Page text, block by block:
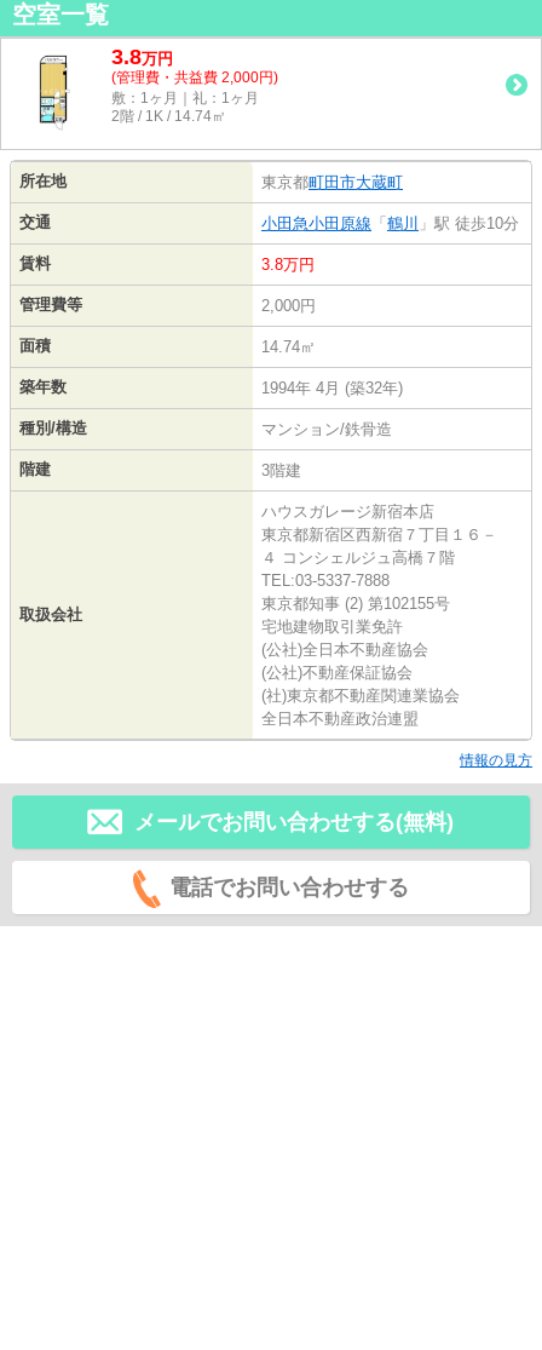
空室一覧
3.8万円
(管理費・共益費 2,000円)
敷：1ヶ月｜礼：1ヶ月
2階 / 1K / 14.74㎡
所在地 東京都町田市大蔵町
交通 小田急小田原線 「 鶴川 」駅 徒歩10分
賃料 3.8万円
管理費等 2,000円
面積 14.74㎡
築年数 1994年 4月 (築32年)
種別/構造 マンション/鉄骨造
階建 3階建
取扱会社
ハウスガレージ新宿本店
東京都新宿区西新宿７丁目１６－
４ コンシェルジュ高橋７階
TEL:03-5337-7888
東京都知事 (2) 第102155号
宅地建物取引業免許
(公社)全日本不動産協会
(公社)不動産保証協会
(社)東京都不動産関連業協会
全日本不動産政治連盟
情報の見方
メールでお問い合わせする(無料)
電話でお問い合わせする